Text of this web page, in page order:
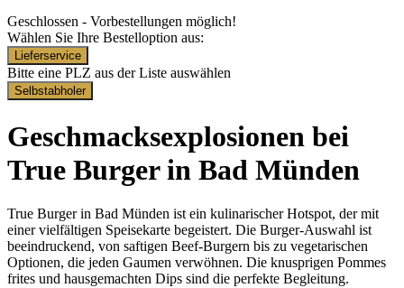
Geschlossen - Vorbestellungen möglich!
Wählen Sie Ihre Bestelloption aus:
Lieferservice
Bitte eine PLZ aus der Liste auswählen
Selbstabholer
Geschmacksexplosionen bei
True Burger in Bad Münden
True Burger in Bad Münden ist ein kulinarischer Hotspot, der mit
einer vielfältigen Speisekarte begeistert. Die Burger-Auswahl ist
beeindruckend, von saftigen Beef-Burgern bis zu vegetarischen
Optionen, die jeden Gaumen verwöhnen. Die knusprigen Pommes
frites und hausgemachten Dips sind die perfekte Begleitung.